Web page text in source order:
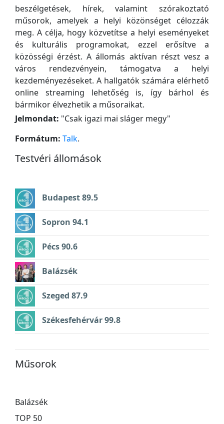
beszélgetések, hírek, valamint szórakoztató
műsorok, amelyek a helyi közönséget célozzák
meg. A célja, hogy közvetítse a helyi eseményeket
és kulturális programokat, ezzel erősítve a
közösségi érzést. A állomás aktívan részt vesz a
város rendezvényein, támogatva a helyi
kezdeményezéseket. A hallgatók számára elérhető
online streaming lehetőség is, így bárhol és
bármikor élvezhetik a műsoraikat.
Jelmondat: "Csak igazi mai sláger megy"
Formátum: Talk.
Testvéri állomások
Budapest 89.5
Sopron 94.1
Pécs 90.6
Balázsék
Szeged 87.9
Székesfehérvár 99.8
Műsorok
Balázsék
TOP 50